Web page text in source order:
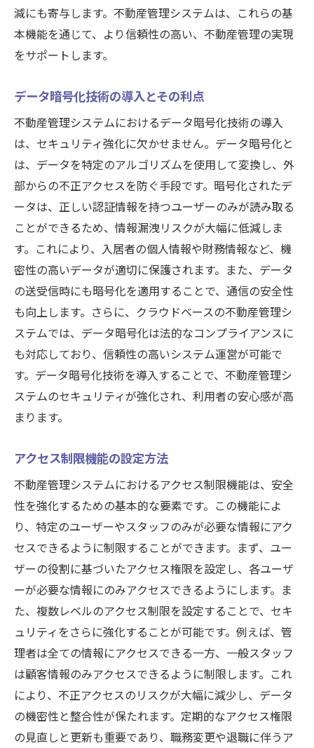
減にも寄与します。不動産管理システムは、これらの基
本機能を通じて、より信頼性の高い、不動産管理の実現
をサポートします。
データ暗号化技術の導入とその利点
不動産管理システムにおけるデータ暗号化技術の導入
は、セキュリティ強化に欠かせません。データ暗号化と
は、データを特定のアルゴリズムを使用して変換し、外
部からの不正アクセスを防ぐ手段です。暗号化されたデ
ータは、正しい認証情報を持つユーザーのみが読み取る
ことができるため、情報漏洩リスクが大幅に低減しま
す。これにより、入居者の個人情報や財務情報など、機
密性の高いデータが適切に保護されます。また、データ
の送受信時にも暗号化を適用することで、通信の安全性
も向上します。さらに、クラウドベースの不動産管理シ
ステムでは、データ暗号化は法的なコンプライアンスに
も対応しており、信頼性の高いシステム運営が可能で
す。データ暗号化技術を導入することで、不動産管理シ
ステムのセキュリティが強化され、利用者の安心感が高
まります。
アクセス制限機能の設定方法
不動産管理システムにおけるアクセス制限機能は、安全
性を強化するための基本的な要素です。この機能によ
り、特定のユーザーやスタッフのみが必要な情報にアク
セスできるように制限することができます。まず、ユー
ザーの役割に基づいたアクセス権限を設定し、各ユーザ
ーが必要な情報にのみアクセスできるようにします。ま
た、複数レベルのアクセス制限を設定することで、セキ
ュリティをさらに強化することが可能です。例えば、管
理者は全ての情報にアクセスできる一方、一般スタッフ
は顧客情報のみアクセスできるように制限します。これ
により、不正アクセスのリスクが大幅に減少し、データ
の機密性と整合性が保たれます。定期的なアクセス権限
の見直しと更新も重要であり、職務変更や退職に伴うア